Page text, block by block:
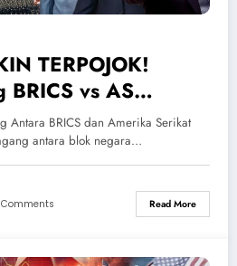
TERPOJOK!
BRICS vs AS
Antara BRICS dan Amerika Serikat
antara blok negara…
Read More